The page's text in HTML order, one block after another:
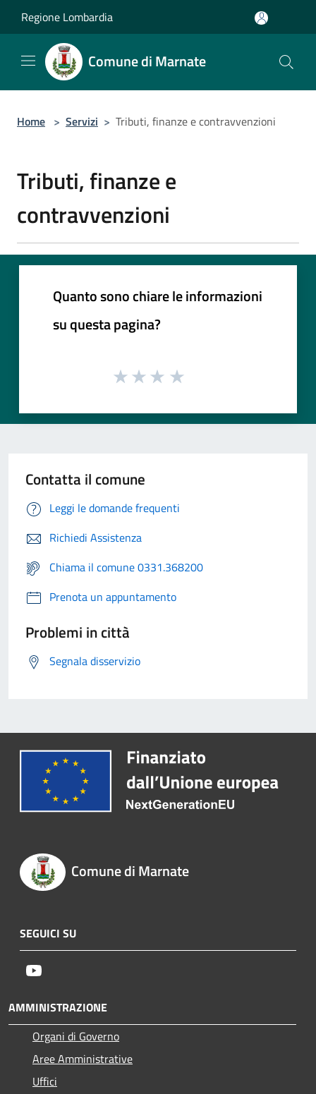
Regione Lombardia
Comune di Marnate
Home > Servizi > Tributi, finanze e contravvenzioni
Tributi, finanze e
contravvenzioni
Quanto sono chiare le informazioni
su questa pagina?
Contatta il comune
Leggi le domande frequenti
Richiedi Assistenza
Chiama il comune 0331.368200
Prenota un appuntamento
Problemi in città
Segnala disservizio
Comune di Marnate
SEGUICI SU
AMMINISTRAZIONE
Organi di Governo
Aree Amministrative
Uffici